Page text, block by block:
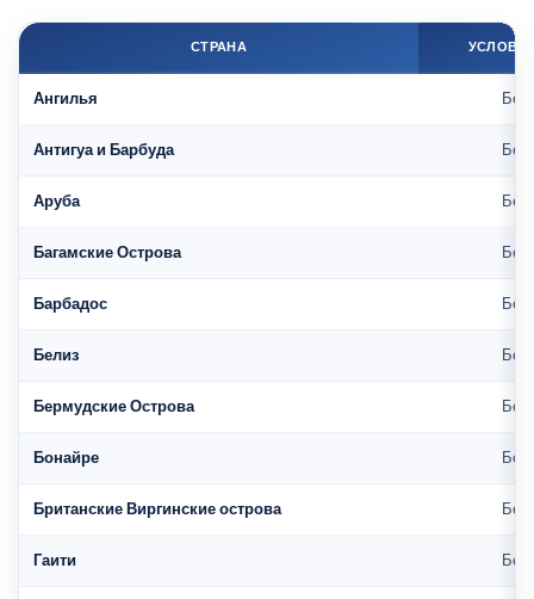
СТРАНА
Ангилья Без
Антигуа и Барбуда Без
Аруба Без
Багамские Острова Без
Барбадос Без
Белиз Без
Бермудские Острова Без
Бонайре Без
Британские Виргинские острова Без
Гаити Без